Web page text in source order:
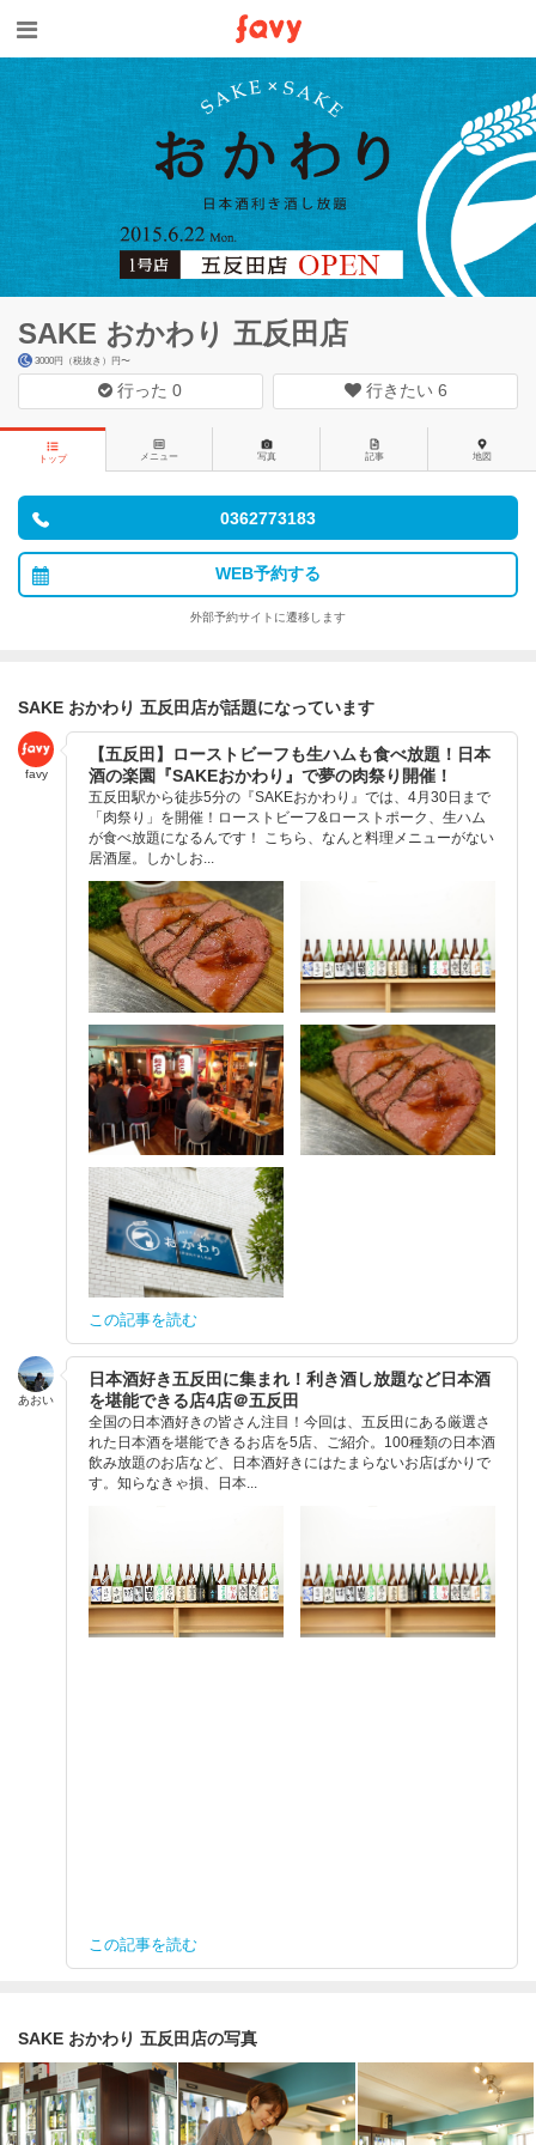
SAKE おかわり 五反田店
3000円（税抜き）円〜
行った0 行きたい 6
トップ メニュー 写真 記事 地図
0362773183
WEB予約する
外部予約サイトに遷移します
SAKE おかわり 五反田店が話題になっています
favy
【五反田】ローストビーフも生ハムも食べ放題！日本
酒の楽園『SAKEおかわり』で夢の肉祭り開催！
五反田駅から徒歩5分の『SAKEおかわり』では、4月30日まで
「肉祭り」を開催！ローストビーフ&ローストポーク、生ハム
が食べ放題になるんです！ こちら、なんと料理メニューがない
居酒屋。しかしお...
この記事を読む
あおい
日本酒好き五反田に集まれ！利き酒し放題など日本酒
を堪能できる店4店＠五反田
全国の日本酒好きの皆さん注目！今回は、五反田にある厳選さ
れた日本酒を堪能できるお店を5店、ご紹介。100種類の日本酒
飲み放題のお店など、日本酒好きにはたまらないお店ばかりで
す。知らなきゃ損、日本...
この記事を読む
SAKE おかわり 五反田店の写真